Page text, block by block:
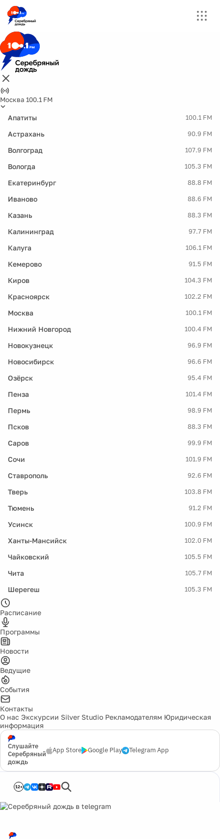
Москва 100.1 FM
Апатиты 100.1 FM
Астрахань 90.9 FM
Волгоград 107.9 FM
Вологда 105.3 FM
Екатеринбург 88.8 FM
Иваново 88.6 FM
Казань 88.3 FM
Калининград 97.7 FM
Калуга 106.1 FM
Кемерово 91.5 FM
Киров 104.3 FM
Красноярск 102.2 FM
Москва 100.1 FM
Нижний Новгород 100.4 FM
Новокузнецк 96.9 FM
Новосибирск 96.6 FM
Озёрск 95.4 FM
Пенза 101.4 FM
Пермь 98.9 FM
Псков 88.3 FM
Саров 99.9 FM
Сочи 101.9 FM
Ставрополь 92.6 FM
Тверь 103.8 FM
Тюмень 91.2 FM
Усинск 100.9 FM
Ханты-Мансийск 102.0 FM
Чайковский 105.5 FM
Чита 105.7 FM
Шерегеш 105.3 FM
Расписание
Программы
Новости
Ведущие
События
Контакты
О нас Экскурсии Silver Studio Рекламодателям Юридическая
информация
Слушайте
Серебряный
дождь
App Store Google Play Telegram App
12+